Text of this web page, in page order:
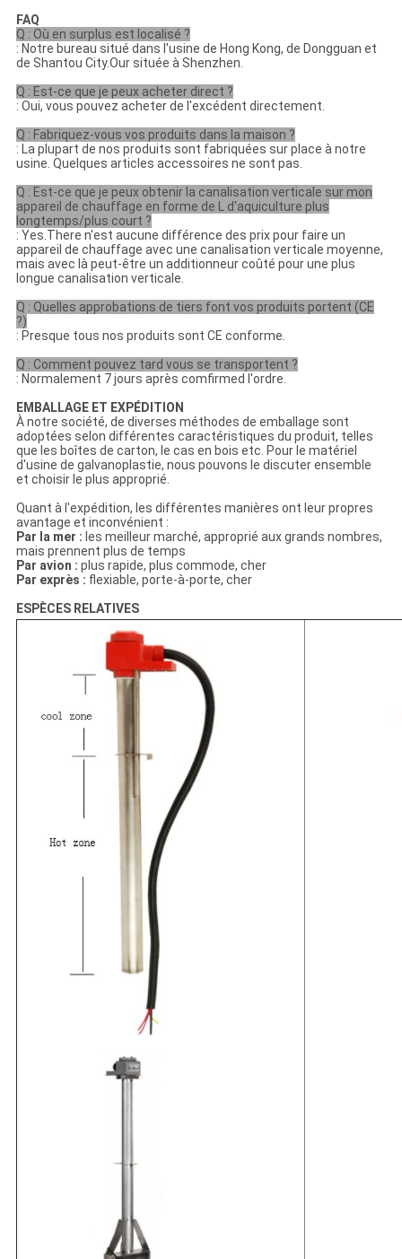
FAQ
Q : Où en surplus est localisé ?
: Notre bureau situé dans l'usine de Hong Kong, de Dongguan et
de Shantou City.Our située à Shenzhen.
Q : Est-ce que je peux acheter direct ?
: Oui, vous pouvez acheter de l'excédent directement.
Q : Fabriquez-vous vos produits dans la maison ?
: La plupart de nos produits sont fabriquées sur place à notre
usine. Quelques articles accessoires ne sont pas.
Q : Est-ce que je peux obtenir la canalisation verticale sur mon
appareil de chauffage en forme de L d'aquiculture plus
longtemps/plus court ?
: Yes.There n'est aucune différence des prix pour faire un
appareil de chauffage avec une canalisation verticale moyenne,
mais avec là peut-être un additionneur coûté pour une plus
longue canalisation verticale.
Q : Quelles approbations de tiers font vos produits portent (CE
?)
: Presque tous nos produits sont CE conforme.
Q : Comment pouvez tard vous se transportent ?
: Normalement 7 jours après comfirmed l'ordre.
EMBALLAGE ET EXPÉDITION
À notre société, de diverses méthodes de emballage sont
adoptées selon différentes caractéristiques du produit, telles
que les boîtes de carton, le cas en bois etc. Pour le matériel
d'usine de galvanoplastie, nous pouvons le discuter ensemble
et choisir le plus approprié.
Quant à l'expédition, les différentes manières ont leur propres
avantage et inconvénient :
Par la mer : les meilleur marché, approprié aux grands nombres,
mais prennent plus de temps
Par avion : plus rapide, plus commode, cher
Par exprès : flexiable, porte-à-porte, cher
ESPÈCES RELATIVES